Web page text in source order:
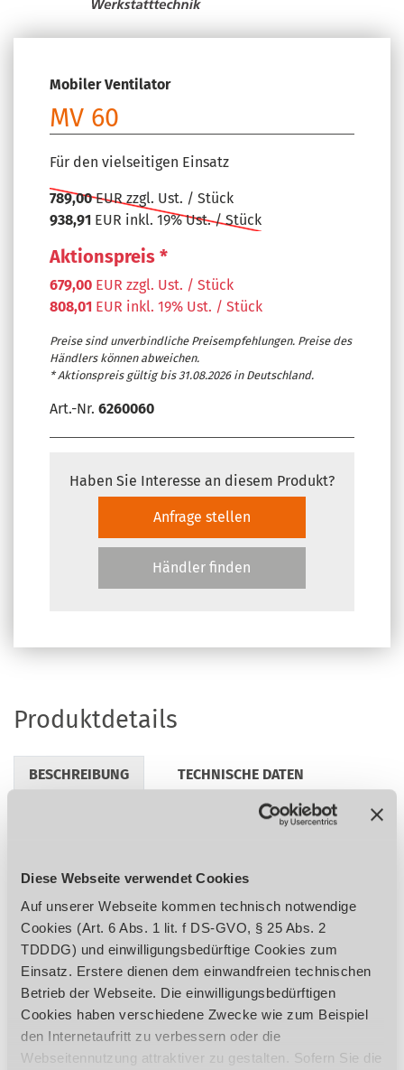
Diese Webseite verwendet Cookies
Auf unserer Webseite kommen technisch notwendige
Cookies (Art. 6 Abs. 1 lit. f DS-GVO, § 25 Abs. 2
TDDDG) und einwilligungsbedürftige Cookies zum
Einsatz. Erstere dienen dem einwandfreien technischen
Betrieb der Webseite. Die einwilligungsbedürftigen
Cookies haben verschiedene Zwecke wie zum Beispiel
den Internetaufritt zu verbessern oder die
Webseitennutzung attraktiver zu gestalten. Sofern Sie die
Mobiler Ventilator
MV 60
Für den vielseitigen Einsatz
789,00EUR zzgl. Ust. / Stück
938,91 EUR inkl. 19% Ust. / Stück
Aktionspreis *
679,00 EUR zzgl. Ust. / Stück
808,01 EUR inkl. 19% Ust. / Stück
Preise sind unverbindliche Preisempfehlungen. Preise des
Händlers können abweichen.
* Aktionspreis gültig bis 31.08.2026 in Deutschland.
Art.-Nr. 6260060
Haben Sie Interesse an diesem Produkt?
Anfrage stellen
Händler finden
Produktdetails
BESCHREIBUNG TECHNISCHE DATEN
Einsatzbereiche
Abfuhr von Warmluft, Schweißrauch, Rauch,
Gasen, Gerüchen oder anderweitig
belasteter Luft
Zufuhr von Frischluft an schlecht